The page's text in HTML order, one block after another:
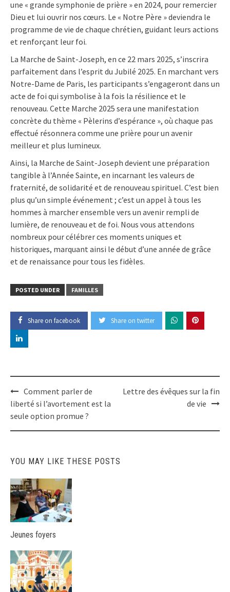
une « grande symphonie de prière » en 2024, pour remercier
Dieu et lui ouvrir nos cœurs. Le « Notre Père » deviendra le
programme de vie de chaque chrétien, guidant leurs actions
et renforçant leur foi.
La Marche de Saint-Joseph, en ce 22 mars 2025, s’inscrira
parfaitement dans l’esprit du Jubilé 2025. En marchant vers
Notre-Dame de Paris, les participants s’engageront dans un
acte de foi qui symbolise à la fois la résilience et le
renouveau. Cette Marche 2025 sera une manifestation
concrète du thème « Pèlerins d’espérance », où chaque pas
effectué résonnera comme une prière pour un avenir
meilleur et plus lumineux.
Ainsi, la Marche de Saint-Joseph devient une préparation
tangible à l’Année Sainte, en incarnant les valeurs de
fraternité, de solidarité et de renouveau spirituel. C’est bien
plus qu’un simple événement ; c’est un appel à tous les
hommes à marcher ensemble vers un avenir rempli de
lumière, de renouveau et de foi. Nous vous attendons
nombreux pour célébrer ces moments uniques et
historiques, marquant ainsi le début d’une année de grâce
et de renaissance pour tous les fidèles.
POSTED UNDER FAMILLES
Share on facebook Share on twitter
Post
navigation
Comment parler de
liberté si l’avortement est la
seule option promue ?
Lettre des évêques sur la fin
de vie
YOU MAY LIKE THESE POSTS
Jeunes foyers